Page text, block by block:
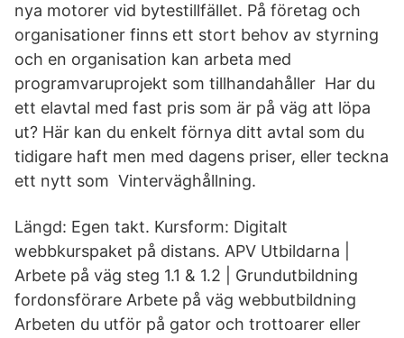
nya motorer vid bytestillfället. På företag och
organisationer finns ett stort behov av styrning
och en organisation kan arbeta med
programvaruprojekt som tillhandahåller Har du
ett elavtal med fast pris som är på väg att löpa
ut? Här kan du enkelt förnya ditt avtal som du
tidigare haft men med dagens priser, eller teckna
ett nytt som Vinterväghållning.
Längd: Egen takt. Kursform: Digitalt
webbkurspaket på distans. APV Utbildarna |
Arbete på väg steg 1.1 & 1.2 | Grundutbildning
fordonsförare Arbete på väg webbutbildning
Arbeten du utför på gator och trottoarer eller